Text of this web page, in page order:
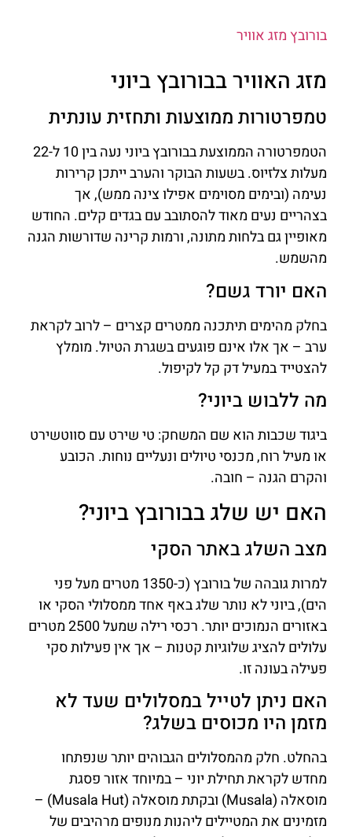
בורובץ מזג אוויר
מזג האוויר בבורובץ ביוני
טמפרטורות ממוצעות ותחזית עונתית
הטמפרטורה הממוצעת בבורובץ ביוני נעה בין 10 ל-22
מעלות צלזיוס. בשעות הבוקר והערב ייתכן קרירות
נעימה (ובימים מסוימים אפילו צינה ממש), אך
בצהריים נעים מאוד להסתובב עם בגדים קלים. החודש
מאופיין גם בלחות מתונה, ורמות קרינה שדורשות הגנה
מהשמש.
האם יורד גשם?
בחלק מהימים תיתכנה ממטרים קצרים – לרוב לקראת
ערב – אך אלו אינם פוגעים בשגרת הטיול. מומלץ
להצטייד במעיל דק קל לקיפול.
מה ללבוש ביוני?
ביגוד שכבות הוא שם המשחק: טי שירט עם סווטשירט
או מעיל רוח, מכנסי טיולים ונעליים נוחות. הכובע
והקרם הגנה – חובה.
האם יש שלג בבורובץ ביוני?
מצב השלג באתר הסקי
למרות גובהה של בורובץ (כ-1350 מטרים מעל פני
הים), ביוני לא נותר שלג באף אחד ממסלולי הסקי או
באזורים הנמוכים יותר. רכסי רילה שמעל 2500 מטרים
עלולים להציג שלוגיות קטנות – אך אין פעילות סקי
פעילה בעונה זו.
האם ניתן לטייל במסלולים שעד לא
מזמן היו מכוסים בשלג?
בהחלט. חלק מהמסלולים הגבוהים יותר שנפתחו
מחדש לקראת תחילת יוני – במיוחד אזור פסגת
מוסאלה (Musala) ובקתת מוסאלה (Musala Hut) –
מזמינים את המטיילים ליהנות מנופים מרהיבים של